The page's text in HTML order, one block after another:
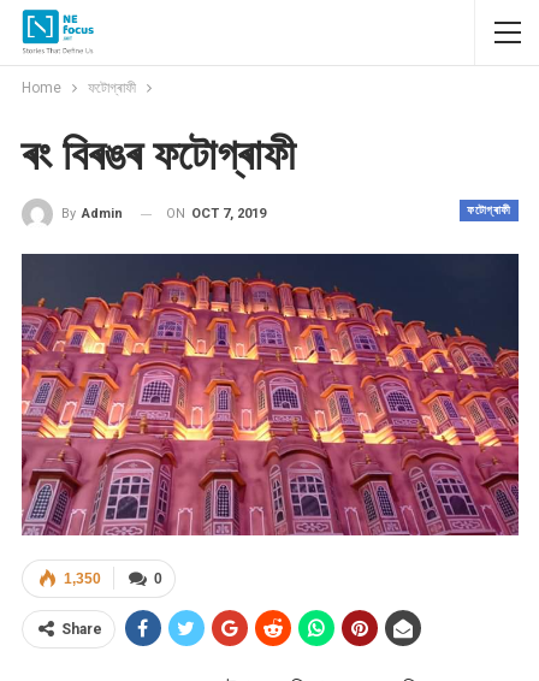
Home ফটোগ্ৰাফী
ৰং বিৰঙৰ ফটোগ্ৰাফী
ফটোগ্ৰাফী
By Admin ON OCT 7, 2019
0
1,350
Share